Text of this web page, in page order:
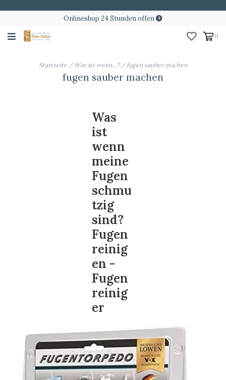
Onlineshop 24 Stunden offen
0
Startseite / Was ist wenn...?/fugen sauber machen
fugen sauber machen
Was
ist
wenn
meine
Fugen
schmu
tzig
sind?
Fugen
reinig
en -
Fugen
reinig
er